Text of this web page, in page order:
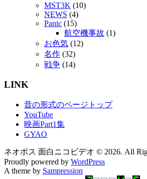
MST3K (10)
NEWS (4)
Panic (15)
航空機事故 (1)
お色気 (12)
名作 (32)
戦争 (14)
LINK
昔の形式のページトップ
YouTube
映画Part1集
GYAO
ネオボス 面白ニコビデオ © 2026. All
Proudly powered by WordPress
A theme by Sampression